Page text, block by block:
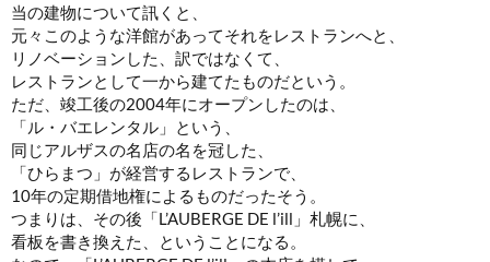
当の建物について訊くと、
元々このような洋館があってそれをレストランへと、
リノベーションした、訳ではなくて、
レストランとして一から建てたものだという。
ただ、竣工後の2004年にオープンしたのは、
「ル・バエレンタル」という、
同じアルザスの名店の名を冠した、
「ひらまつ」が経営するレストランで、
10年の定期借地権によるものだったそう。
つまりは、その後「L’AUBERGE DE l’ill」札幌に、
看板を書き換えた、ということになる。